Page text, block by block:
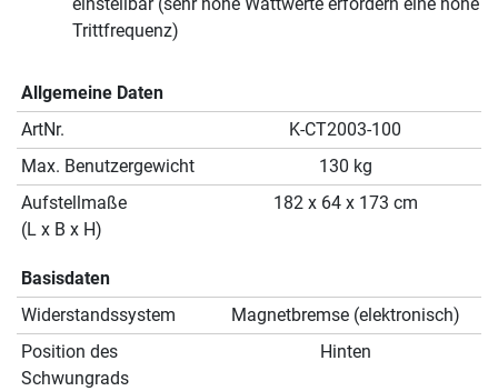
Trittfrequenz)
Allgemeine Daten
ArtNr.
K-CT2003-100
Max. Benutzergewicht
130 kg
Aufstellmaße
(L x B x H)
182 x 64 x 173 cm
Basisdaten
Widerstandssystem
Magnetbremse (elektronisch)
Position des
Schwungrads
Hinten